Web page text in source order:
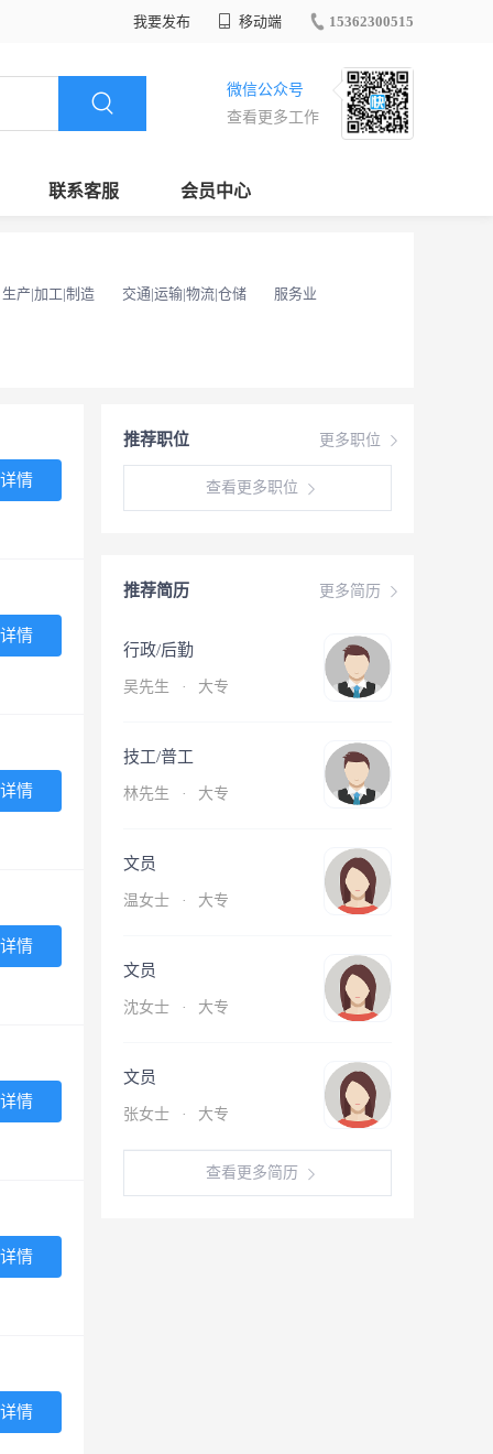
我要发布 移动端 15362300515
微信公众号
查看更多工作
联系客服 会员中心
生产|加工|制造 交通|运输|物流|仓储
服务业
更多职位
推荐职位
查看更多职位
更多简历
推荐简历
行政/后勤
吴先生 · 大专
技工/普工
林先生 · 大专
文员
温女士 · 大专
文员
沈女士 · 大专
文员
张女士 · 大专
查看更多简历
情
情
情
情
情
情
情